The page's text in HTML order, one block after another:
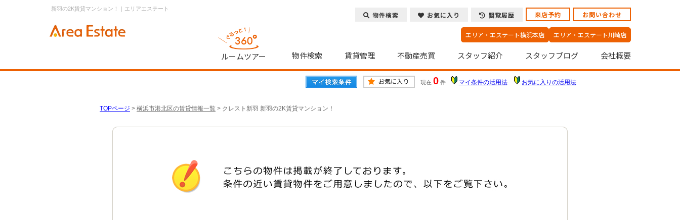
新羽の2K賃貸マンション！｜エリアエステート
物件検索 お気に入り 閲覧履歴 来店予約 お問い合わせ
エリア・エステート横浜本店 エリア・エステート川崎店
ルームツアー 物件検索 賃貸管理 不動産売買 スタッフ紹介 スタッフブログ 会社概要
現在 0 件 マイ条件の活用法 お気に入りの活用法
TOPページ > 横浜市港北区の賃貸情報一覧 > クレスト新羽 新羽の2K賃貸マンション！